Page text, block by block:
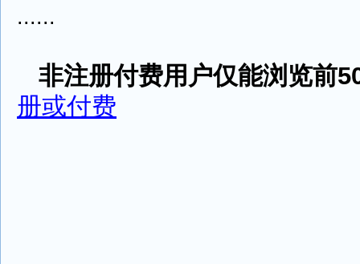
......
非注册付费用户仅能浏览前
册或付费